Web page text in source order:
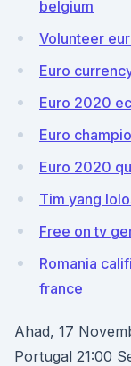
belgium
Volunteer
Euro
Euro 2020
Euro
Euro 2020
Tim yang
Free on tv
Romania
france
Ahad, 17
Portugal 21:00